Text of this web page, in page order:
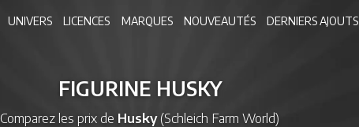
UNIVERS LICENCES MARQUES NOUVEAUTÉS DERNIERS AJOUTS
FIGURINE HUSKY
Comparez les prix de Husky(Schleich Farm World)